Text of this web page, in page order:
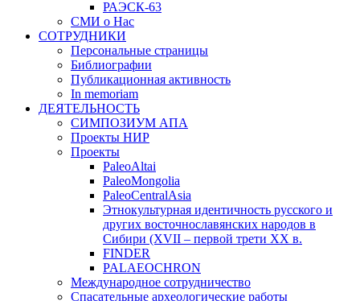
РАЭСК-63
СМИ о Нас
СОТРУДНИКИ
Персональные страницы
Библиографии
Публикационная активность
In memoriam
ДЕЯТЕЛЬНОСТЬ
СИМПОЗИУМ АПА
Проекты НИР
Проекты
PaleoAltai
PaleoMongolia
PaleoCentralAsia
Этнокультурная идентичность русского и
других восточнославянских народов в
Сибири (XVII – первой трети ХХ в.
FINDER
PALAEOCHRON
Международное сотрудничество
Спасательные археологические работы